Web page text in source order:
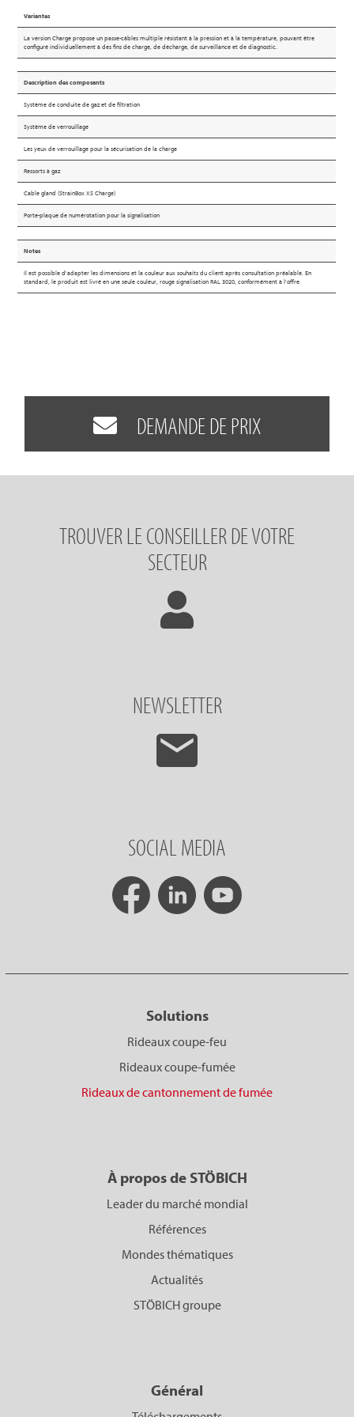
Variantes
La version Charge propose un passe-câbles multiple résistant à la pression et à la température, pouvant être
configuré individuellement à des fins de charge, de décharge, de surveillance et de diagnostic.
Description des composants
Système de conduite de gaz et de filtration
Système de verrouillage
Les yeux de verrouillage pour la sécurisation de la charge
Ressorts à gaz
Cable gland (StrainBox XS Charge)
Porte-plaque de numérotation pour la signalisation
Notes
Il est possible d'adapter les dimensions et la couleur aux souhaits du client après consultation préalable. En
standard, le produit est livré en une seule couleur, rouge signalisation RAL 3020, conformément à l'offre.
DEMANDE DE PRIX
TROUVER LE CONSEILLER DE VOTRE
SECTEUR
NEWSLETTER
SOCIAL MEDIA
Solutions
Rideaux coupe-feu
Rideaux coupe-fumée
Rideaux de cantonnement de fumée
À propos de STÖBICH
Leader du marché mondial
Références
Mondes thématiques
Actualités
STÖBICH groupe
Général